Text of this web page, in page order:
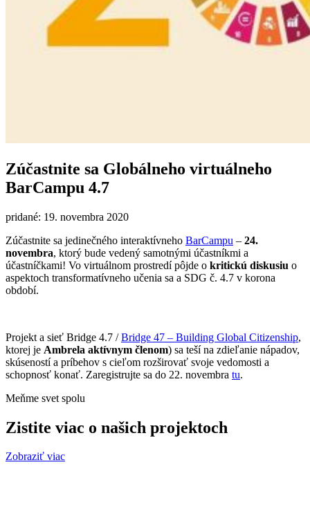
Zúčastnite sa Globálneho virtuálneho
BarCampu 4.7
pridané: 19. novembra 2020
Zúčastnite sa jedinečného interaktívneho BarCampu – 24.
novembra, ktorý bude vedený samotnými účastníkmi a
účastníčkami! Vo virtuálnom prostredí pôjde o kritickú diskusiu o
aspektoch transformatívneho učenia sa a SDG č. 4.7 v korona
období.
Projekt a sieť Bridge 4.7 /Bridge 47 – Building Global Citizenship,
ktorej je Ambrela aktívnym členom) sa teší na zdieľanie nápadov,
skúseností a príbehov s cieľom rozširovať svoje vedomosti a
schopnosť konať. Zaregistrujte sa do 22. novembra tu.
Meňme svet spolu
Zistite viac o našich projektoch
Zobraziť viac